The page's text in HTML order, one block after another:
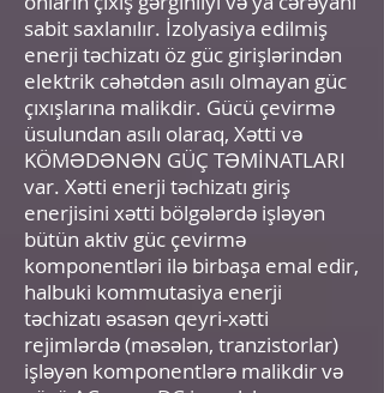
sabit saxlanılır. İzolyasiya edilmiş
enerji təchizatı öz güc girişlərindən
elektrik cəhətdən asılı olmayan güc
çıxışlarına malikdir. Gücü çevirmə
üsulundan asılı olaraq, Xətti və
KÖMƏDƏNƏN GÜÇ TƏMİNATLARI
var. Xətti enerji təchizatı giriş
enerjisini xətti bölgələrdə işləyən
bütün aktiv güc çevirmə
komponentləri ilə birbaşa emal edir,
halbuki kommutasiya enerji
təchizatı əsasən qeyri-xətti
rejimlərdə (məsələn, tranzistorlar)
işləyən komponentlərə malikdir və